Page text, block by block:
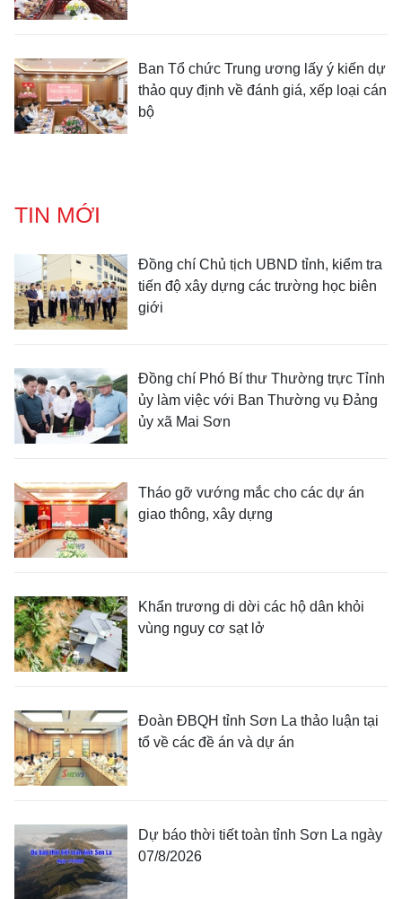
Ban Tổ chức Trung ương lấy ý kiến dự
thảo quy định về đánh giá, xếp loại cán
bộ
TIN MỚI
Đồng chí Chủ tịch UBND tỉnh, kiểm tra
tiến độ xây dựng các trường học biên
giới
Đồng chí Phó Bí thư Thường trực Tỉnh
ủy làm việc với Ban Thường vụ Đảng
ủy xã Mai Sơn
Tháo gỡ vướng mắc cho các dự án
giao thông, xây dựng
Khẩn trương di dời các hộ dân khỏi
vùng nguy cơ sạt lở
Đoàn ĐBQH tỉnh Sơn La thảo luận tại
tổ về các đề án và dự án
Dự báo thời tiết toàn tỉnh Sơn La ngày
07/8/2026